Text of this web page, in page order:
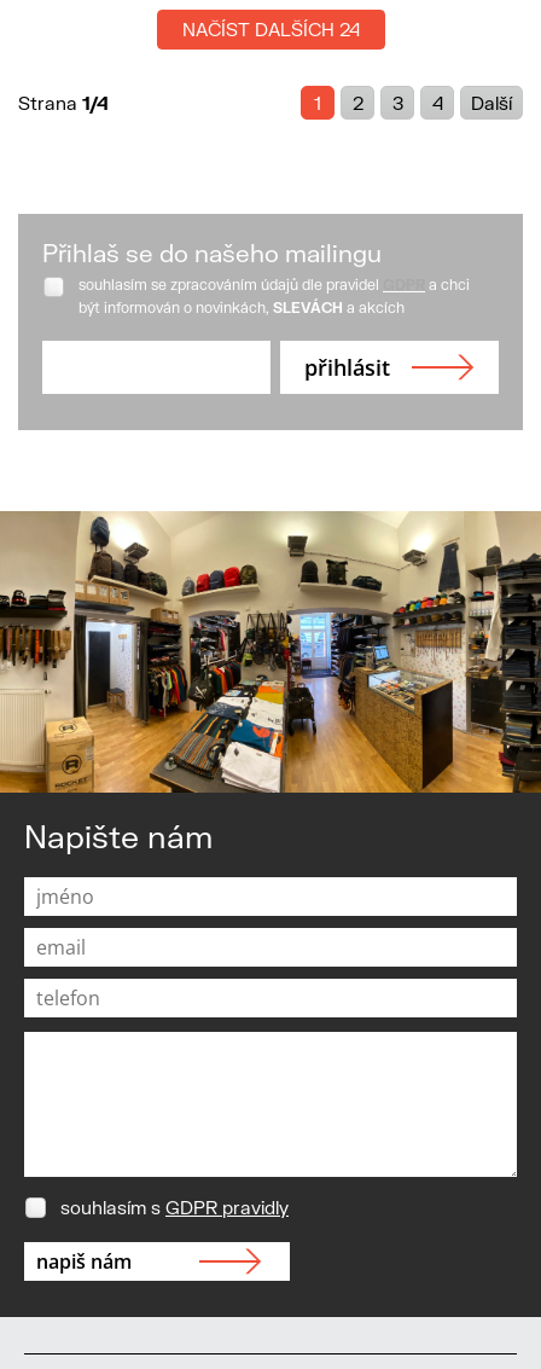
NAČÍST DALŠÍCH 24
Strana 1/4 Další
4
3
2
1
Přihlaš se do našeho mailingu
souhlasím se zpracováním údajů dle pravidel
a chci
být informován o novinkách, SLEVÁCH a akcích
Napište nám
souhlasím s GDPR pravidly